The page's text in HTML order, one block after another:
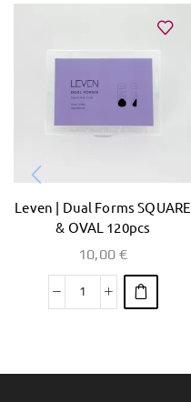
Leven | Dual Forms SQUARE
& OVAL 120pcs
10,00€